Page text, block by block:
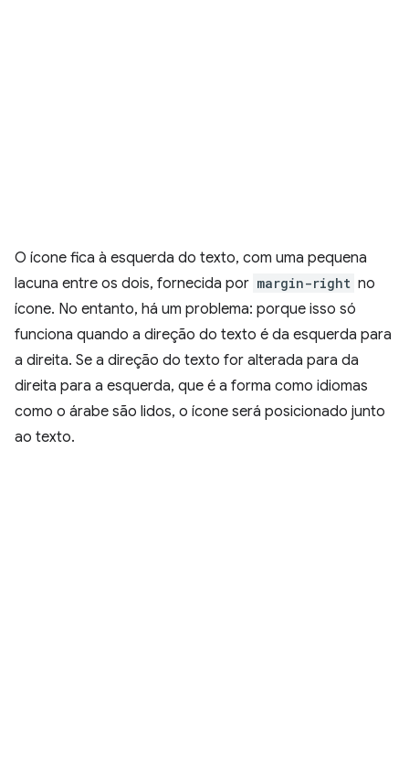
O ícone fica à esquerda do texto, com uma pequena
lacuna entre os dois, fornecida por margin-right no
ícone. No entanto, há um problema: porque isso só
funciona quando a direção do texto é da esquerda para
a direita. Se a direção do texto for alterada para da
direita para a esquerda, que é a forma como idiomas
como o árabe são lidos, o ícone será posicionado junto
ao texto.